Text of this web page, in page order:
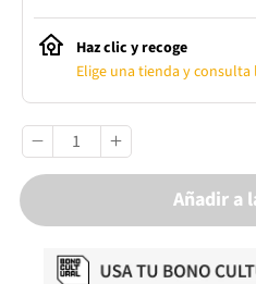
Haz clic y recoge
Elige una tienda y
Añadir a